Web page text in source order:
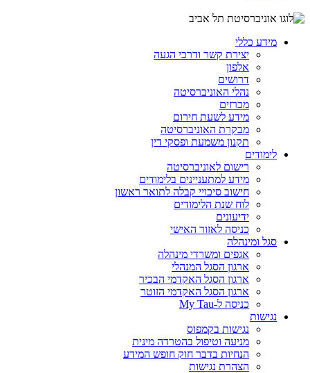
מידע כללי
יצירת קשר ודרכי הגעה
אלפון
דרושים
נהלי האוניברסיטה
מכרזים
מידע לשעת חירום
מבקרת האוניברסיטה
תקנון משמעת ופסקי דין
לימודים
רישום לאוניברסיטה
מידע למתעניינים בלימודים
חישוב סיכויי קבלה לתואר ראשון
לוח שנת הלימודים
ידיעונים
כניסה לאזור האישי
סגל ומינהלה
אגפים ומשרדי מינהלה
ארגון הסגל המנהלי
ארגון הסגל האקדמי הבכיר
ארגון הסגל האקדמי הזוטר
כניסה ל-My Tau
נגישות
נגישות בקמפוס
מניעה וטיפול בהטרדה מינית
הנחיות בדבר חוק חופש המידע
הצהרת נגישות